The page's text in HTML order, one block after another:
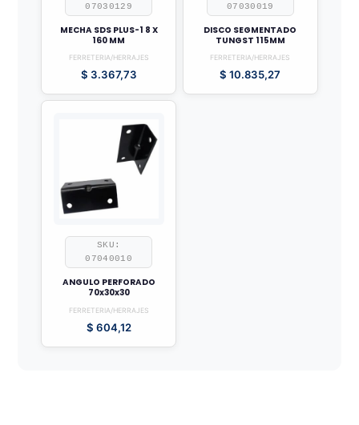
07030129
MECHA SDS PLUS-1 8 X
160 MM
FERRETERIA/HERRAJES
$ 3.367,73
07030019
DISCO SEGMENTADO
TUNGST 115MM
FERRETERIA/HERRAJES
$ 10.835,27
SKU:
07040010
ANGULO PERFORADO
70x30x30
FERRETERIA/HERRAJES
$ 604,12